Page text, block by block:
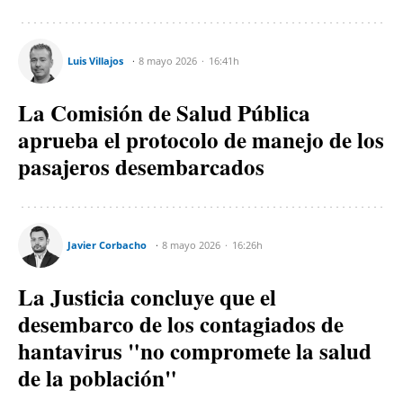
Luis Villajos 8 mayo 2026 16:41h
La Comisión de Salud Pública
aprueba el protocolo de manejo de los
pasajeros desembarcados
Javier Corbacho 8 mayo 2026 16:26h
La Justicia concluye que el
desembarco de los contagiados de
hantavirus "no compromete la salud
de la población"